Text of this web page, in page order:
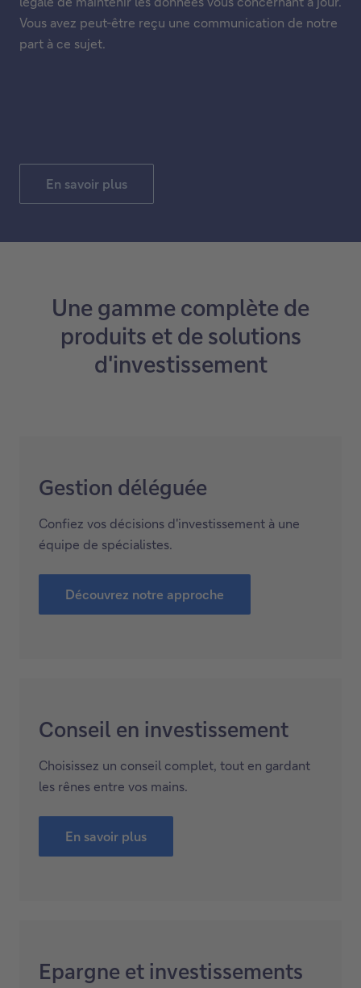
Vous avez peut-être reçu une communication de notre
part à ce sujet.
En savoir plus
Une gamme complète de
produits et de solutions
d'investissement
Gestion déléguée
Confiez vos décisions d'investissement à une
équipe de spécialistes.
Découvrez notre approche
Conseil en investissement
Choisissez un conseil complet, tout en gardant
les rênes entre vos mains.
En savoir plus
Epargne et investissements